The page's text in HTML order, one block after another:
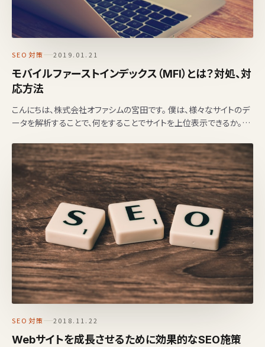
SEO対策 2019.01.21
モバイルファーストインデックス（MFI）とは？対処、対
応方法
こんにちは、株式会社オファシムの宮田です。 僕は、様々なサイトのデ
ータを解析することで、何をすることでサイトを上位表示できるか。を
SEO対策 2018.11.22
Webサイトを成長させるために効果的なSEO施策